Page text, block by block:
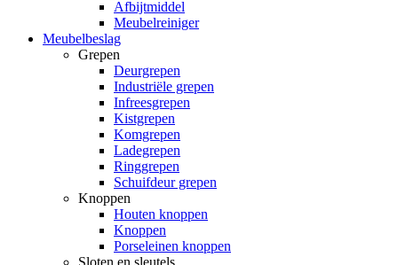
Afbijtmiddel
Meubelreiniger
Meubelbeslag
Grepen
Deurgrepen
Industriële grepen
Infreesgrepen
Kistgrepen
Komgrepen
Ladegrepen
Ringgrepen
Schuifdeur grepen
Knoppen
Houten knoppen
Knoppen
Porseleinen knoppen
Sloten en sleutels